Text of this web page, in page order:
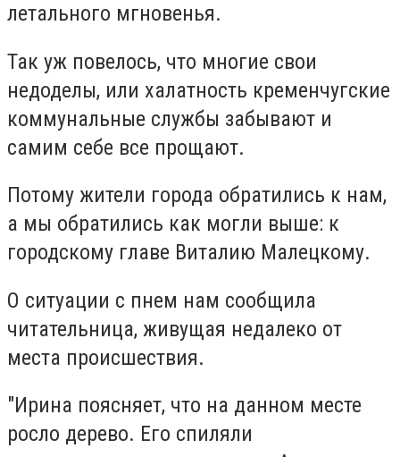
летального мгновенья.
Так уж повелось, что многие свои
недоделы, или халатность кременчугские
коммунальные службы забывают и
самим себе все прощают.
Потому жители города обратились к нам,
а мы обратились как могли выше: к
городскому главе Виталию Малецкому.
О ситуации с пнем нам сообщила
читательница, живущая недалеко от
места происшествия.
"Ирина поясняет, что на данном месте
росло дерево. Его спиляли